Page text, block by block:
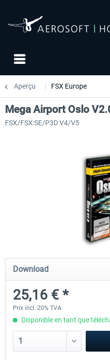
Aperçu FSX Europe
Mega Airport Frankfurt V2.0
30,20 € *
Mega Airport Oslo
FSX/FSX:SE/P3D V4/V5
Download
25,16 € *
Prix incl. 20% TVA
Disponible en tant que